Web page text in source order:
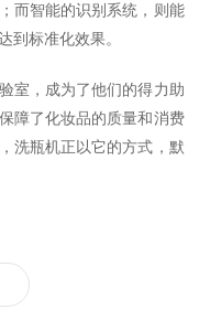
而智能的识别系统，则能
到标准化效果。
室，成为了他们的得力助
障了化妆品的质量和消费
洗瓶机正以它的方式，默